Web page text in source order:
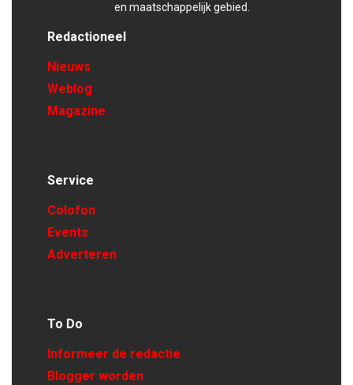
en maatschappelijk gebied.
Redactioneel
Nieuws
Weblog
Magazine
Service
Colofon
Events
Adverteren
To Do
Informeer de redactie
Blogger worden